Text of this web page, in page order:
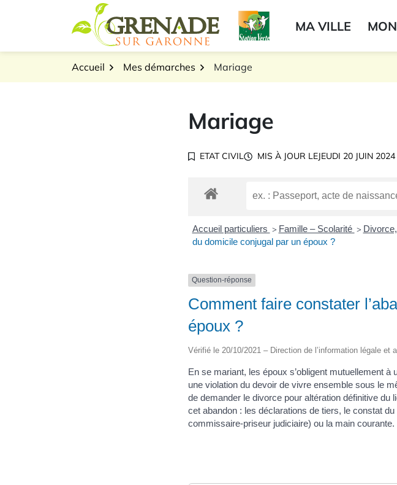
Logo Grenade sur GaronneMA VILLE
Accueil Mes démarches Mariage
Mariage
ETAT CIVIL MIS À JOUR LEJEUDI 20 JUIN 2024
Accueil particuliers > Famille – Scolarité >
du domicile conjugal par un époux ?
Question-réponse
Comment faire constater
époux ?
Vérifié le 20/10/2021 – Direction de l’information légale
En se mariant, les époux s’obligent mutuellement à
une violation du devoir de vivre ensemble sous le
de demander le divorce pour altération définitive
cet abandon : les déclarations de tiers, le constat
commissaire-priseur judiciaire) ou la main courante.